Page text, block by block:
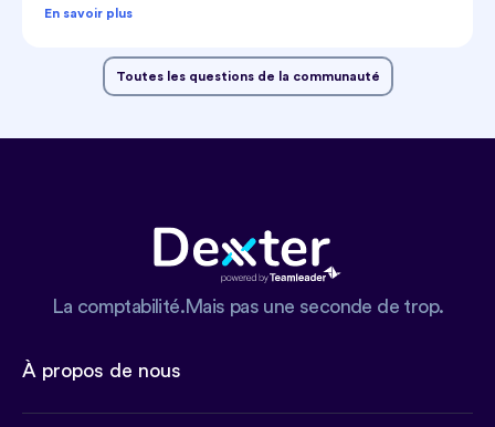
En savoir plus
Toutes les questions de la communauté
La comptabilité.Mais pas une seconde de trop.
À propos de nous